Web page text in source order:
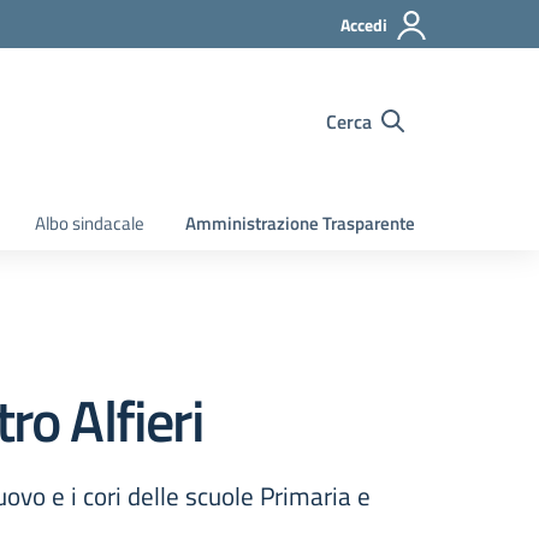
Accedi
Cerca
Albo sindacale Amministrazione Trasparente
Alfieri
e i cori delle scuole Primaria e